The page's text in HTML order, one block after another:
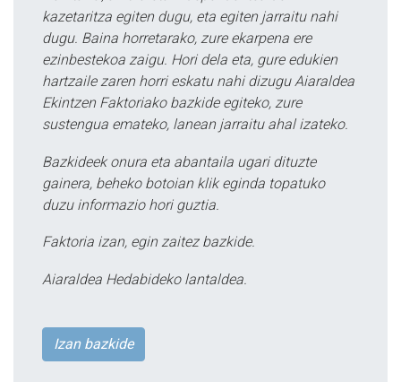
kazetaritza egiten dugu, eta egiten jarraitu nahi
dugu. Baina horretarako, zure ekarpena ere
ezinbestekoa zaigu. Hori dela eta, gure edukien
hartzaile zaren horri eskatu nahi dizugu Aiaraldea
Ekintzen Faktoriako bazkide egiteko, zure
sustengua emateko, lanean jarraitu ahal izateko.
Bazkideek onura eta abantaila ugari dituzte
gainera, beheko botoian klik eginda topatuko
duzu informazio hori guztia.
Faktoria izan, egin zaitez bazkide.
Aiaraldea Hedabideko lantaldea.
Izan bazkide